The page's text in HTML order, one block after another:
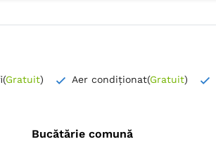
(Gratuit) Aer condiționat(Gratuit)
Bucătărie comună